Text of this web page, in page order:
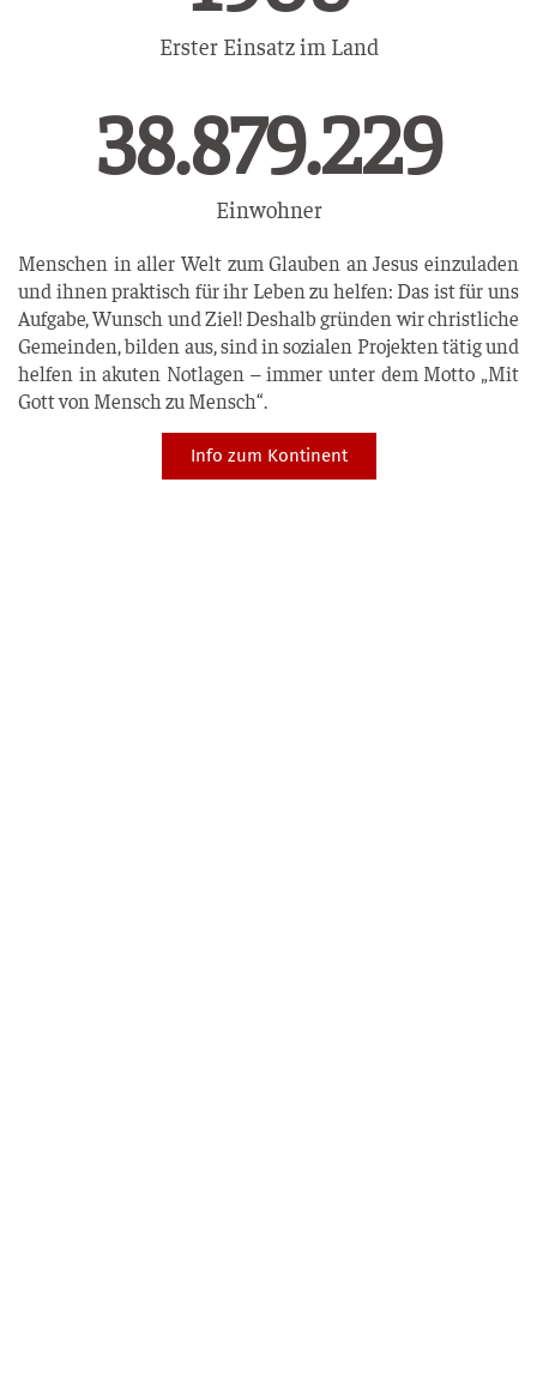
Erster Einsatz im Land
Einwohner
57.358.502
Menschen in aller Welt zum Glauben an Jesus einzuladen
und ihnen praktisch für ihr Leben zu helfen: Das ist für uns
Aufgabe, Wunsch und Ziel! Deshalb gründen wir christliche
Gemeinden, bilden aus, sind in sozialen Projekten tätig und
helfen in akuten Notlagen – immer unter dem Motto „Mit
Gott von Mensch zu Mensch“.
Info zum Kontinent